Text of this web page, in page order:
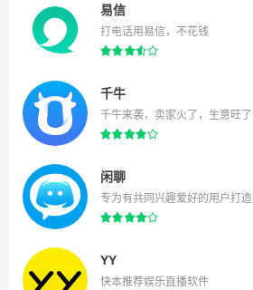
易信
打电话用易信，不花钱
千牛
千牛来袭，卖家火了，生意旺了
闲聊
专为有共同兴趣爱好的用户打造
YY
快本推荐娱乐直播软件